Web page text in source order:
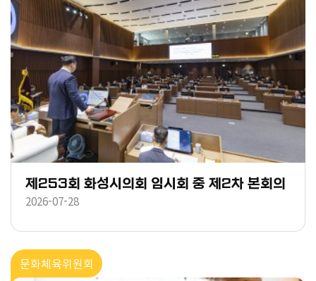
제253회 화성시의회 임시회 중 제2차 본회의
2026-07-28
문화체육위원회